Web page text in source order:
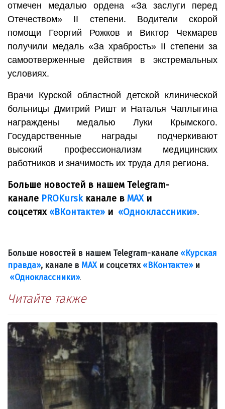
отмечен медалью ордена «За заслуги перед
Отечеством» II степени. Водители скорой
помощи Георгий Рожков и Виктор Чекмарев
получили медаль «За храбрость» II степени за
самоотверженные действия в экстремальных
условиях.
Врачи Курской областной детской клинической
больницы Дмитрий Ришт и Наталья Чаплыгина
награждены медалью Луки Крымского.
Государственные награды подчеркивают
высокий профессионализм медицинских
работников и значимость их труда для региона.
Больше новостей в нашем Telegram-
канале PROKurskканале в МАХи
соцсетях «ВКонтакте» и «Одноклассники».
Больше новостей в нашем Telegram-канале «Курская
правда», канале в МАХи соцсетях «ВКонтакте»и
«Одноклассники».
Читайте также